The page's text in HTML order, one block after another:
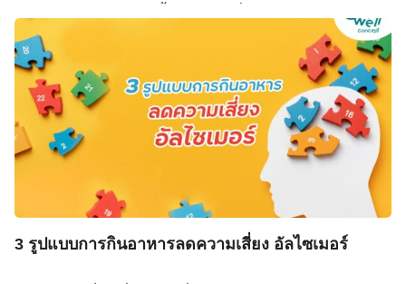
1. ปลาน้ำจืด ปลาสวาย ปลาช่อน ปลานิล และปลาทับทิม เป็น
ปลาที่หาได้ง่ายและราคาย่อมเยา โดยปลาสวายมีปริมาณโอ
เมก้า-3 ค่อนข้างสูงเมื่อเทียบกับปลาน้ำจืดชนิดอื่น ๆ เมนู
แนะนำ: ต้มยำปลาช่อน, ปลานึ่งจิ้มแจ่ว, ปลาทับทิมสามรส 2.
ปลาทะเล ปลาทะเล เช่น ปลาทู ปลากะพง ปลาอินทรี เป็น
แหล่งโอเมก้า-3 ที่ดีและสามารถนำมาประกอบอาหารได้
หลากหลาย เมนูแนะนำ: ปลาทูต้มส้ม, ปลาทูทอดน้ำปลา, […]
ยังมีวิธีการใดที่จะช่วย ลดความเสี่ยง Alzheimer ลงได้อีกบ้าง
อัลไซเมอร์ ( Alzheimer ) คืออะไรกัน อัลไซเมอร์ เป็นโรคที่
เกิดจากการเสื่อมของสมองที่สามารถพบได้บ่อยในผู้สูงอายุ
ซึ่งไม่ได้เกิดขึ้นโดยธรรมชาติแต่จะเกิดจากการที่สมองมีการ
สะสมของสาร เบต้า-อะไมลอยด์ (Beta-amyloid) จนเกิดเป็น
คราบบริเวณเซลล์สมอง ส่งผลให้การทำงานของสมองเริ่มลด
ลง โดยอาจเริ่มจากหลงลืมเกี่ยวกับความทรงจำระยะสั้น ๆ
และอาจร้ายแรงถึงไม่สามารถเกิดการเรียนรู้และลืมการ
ไซเมอร์มีปัจจัยต่าง ๆ มากมาย ดังนี้ อายุที่มากขึ้น โดยในผู้ที่
3 รูปแบบการกินอาหารลดความเสี่ยง อัลไซเมอร์